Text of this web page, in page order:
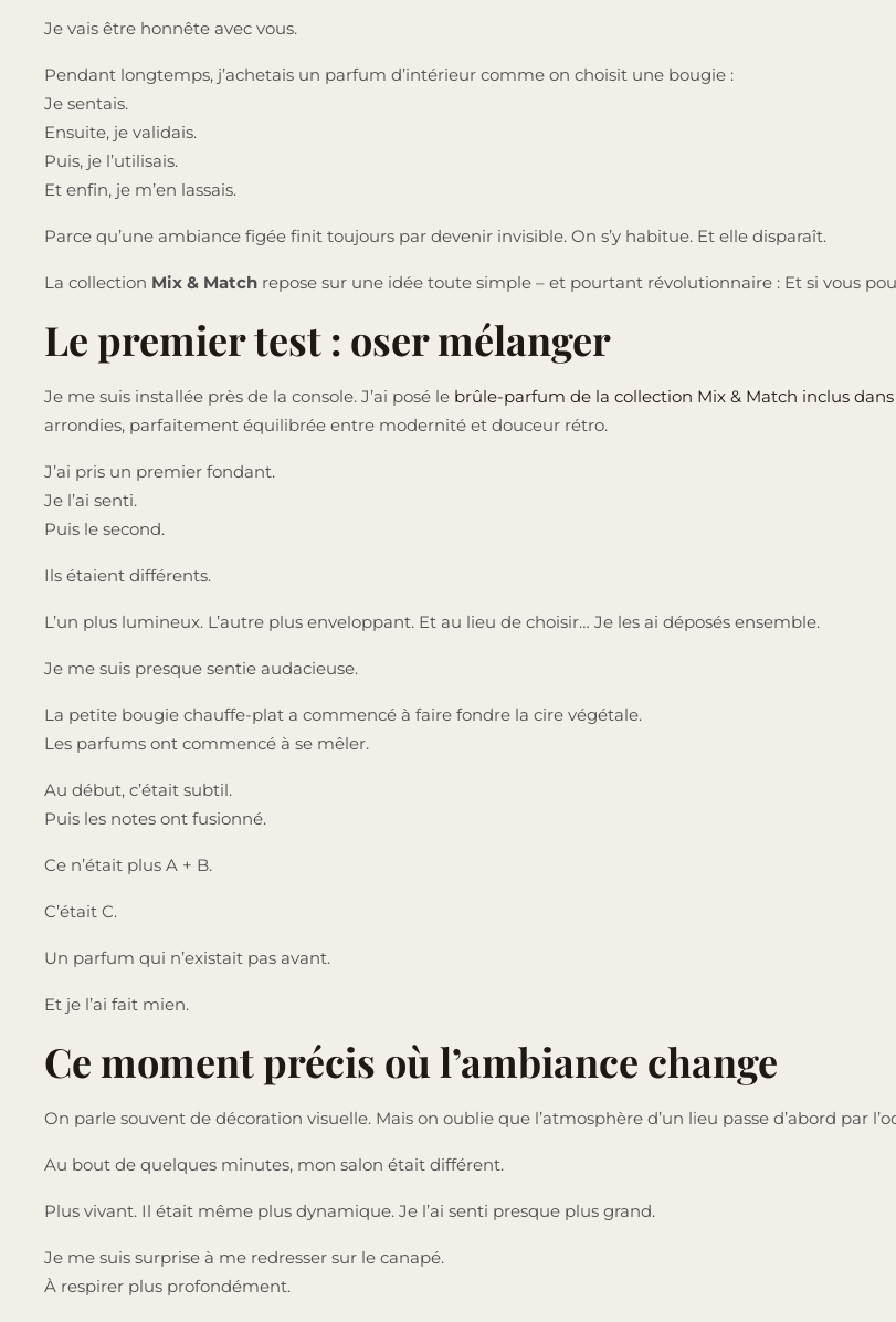
Je vais être honnête avec vous.
Pendant longtemps, j’achetais un parfum d’intérieur comme on choisit une bougie :
Je sentais.
Ensuite, je validais.
Puis, je l’utilisais.
Et enfin, je m’en lassais.
Parce qu’une ambiance figée finit toujours par devenir invisible. On s’y habitue. Et elle disparaît.
La collection Mix & Match repose sur une idée toute simple – et pourtant révolutionnaire : Et si vous
Le premier test : oser mélanger
Je me suis installée près de la console. J’ai posé le brûle-parfum de la collection Mix & Match inclus
arrondies, parfaitement équilibrée entre modernité et douceur rétro.
J’ai pris un premier fondant.
Je l’ai senti.
Puis le second.
Ils étaient différents.
L’un plus lumineux. L’autre plus enveloppant. Et au lieu de choisir… Je les ai déposés ensemble.
Je me suis presque sentie audacieuse.
La petite bougie chauffe-plat a commencé à faire fondre la cire végétale.
Les parfums ont commencé à se mêler.
Au début, c’était subtil.
Puis les notes ont fusionné.
Ce n’était plus A + B.
C’était C.
Un parfum qui n’existait pas avant.
Et je l’ai fait mien.
Ce moment précis où l’ambiance change
On parle souvent de décoration visuelle. Mais on oublie que l’atmosphère d’un lieu passe d’abord par
Au bout de quelques minutes, mon salon était différent.
Plus vivant. Il était même plus dynamique. Je l’ai senti presque plus grand.
Je me suis surprise à me redresser sur le canapé.
À respirer plus profondément.